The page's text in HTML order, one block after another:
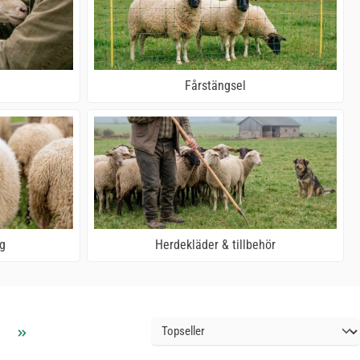
Fårstängsel
Herdekläder & tillbehör